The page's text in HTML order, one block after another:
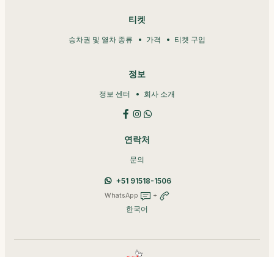
티켓
승차권 및 열차 종류 가격 티켓 구입
정보
정보 센터 회사 소개
연락처
문의
+51 91518-1506
WhatsApp +
한국어